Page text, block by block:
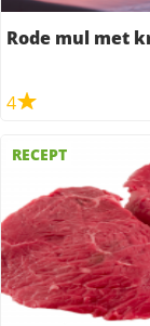
Rode mul met
4
RECEPT